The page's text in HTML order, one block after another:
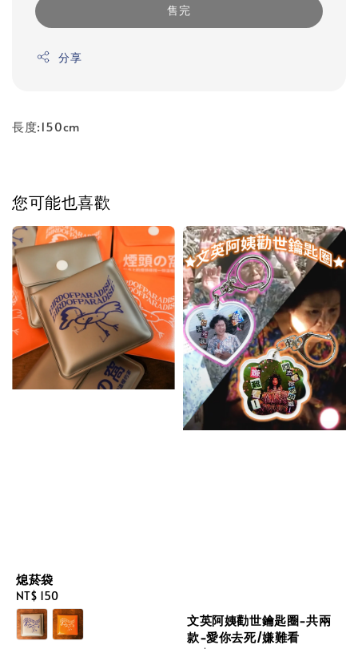
售完
分享
長度:150cm
您可能也喜歡
熄菸袋
Regular
price
NT$ 150
文英阿姨勸世鑰匙圈-共兩
款-愛你去死/嫌難看